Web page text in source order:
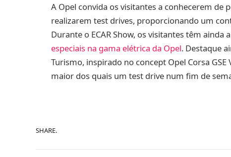
A Opel convida os visitantes a conhecerem de
realizarem test drives, proporcionando um
Durante o ECAR Show, os visitantes têm
especiais na gama elétrica da Opel. Destaque
Turismo, inspirado no concept Opel Corsa
maior dos quais um test drive num fim de
SHARE.